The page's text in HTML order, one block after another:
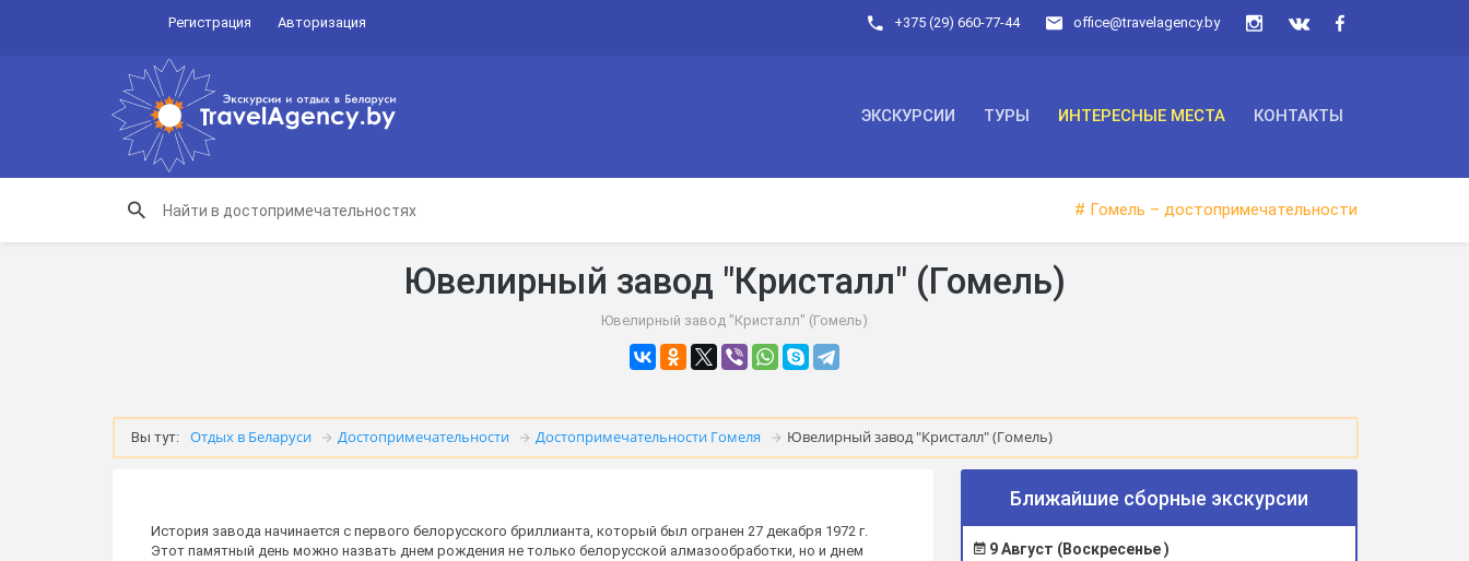
Регистрация Авторизация office@travelagency.by
+375 (29) 660-77-44
ЭКСКУРСИИ ТУРЫ ИНТЕРЕСНЫЕ МЕСТА КОНТАКТЫ
# Гомель – достопримечательности
Ювелирный завод "Кристалл" (Гомель)
Ювелирный завод "Кристалл" (Гомель)
Вы тут: Отдых в Беларуси Достопримечательности Достопримечательности Гомеля Ювелирный завод "Кристалл" (Гомель)
История завода начинается с первого белорусского бриллианта, который был огранен 27 декабря 1972 г.
Этот памятный день можно назвать днем рождения не только белорусской алмазообработки, но и днем
Ближайшие сборные экскурсии
9 Август (Воскресенье )